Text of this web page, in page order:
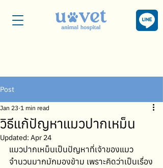
Post
วิธีแก้ปัญหาแมวปากเหม็น
Jan 23 1 min read
Updated: Apr 24
แมวปากเหม็นเป็นปัญหาที่เจ้าของแมว
จำนวนมากมักมองข้าม เพราะคิดว่าเป็นเรื่อง